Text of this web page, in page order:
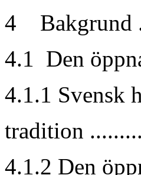
4 Bakgrund
4.1 Den
4.1.1 Svensk
tradition
4.1.2 Den